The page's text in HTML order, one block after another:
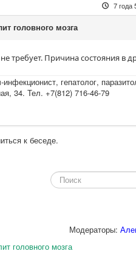
7 года
головного мозга
требует. Причина состояния в
гепатолог,
34. Тел. +7(812) 716-46-79
к беседе.
Модераторы:
головного мозга